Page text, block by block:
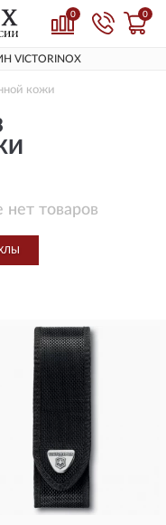
0 0
кожи
нет товаров